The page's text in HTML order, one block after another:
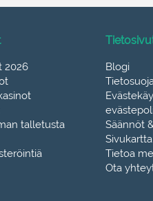
2026
talletusta
Blogi
Säännöt
Sivukartta
Tietoa
Ota